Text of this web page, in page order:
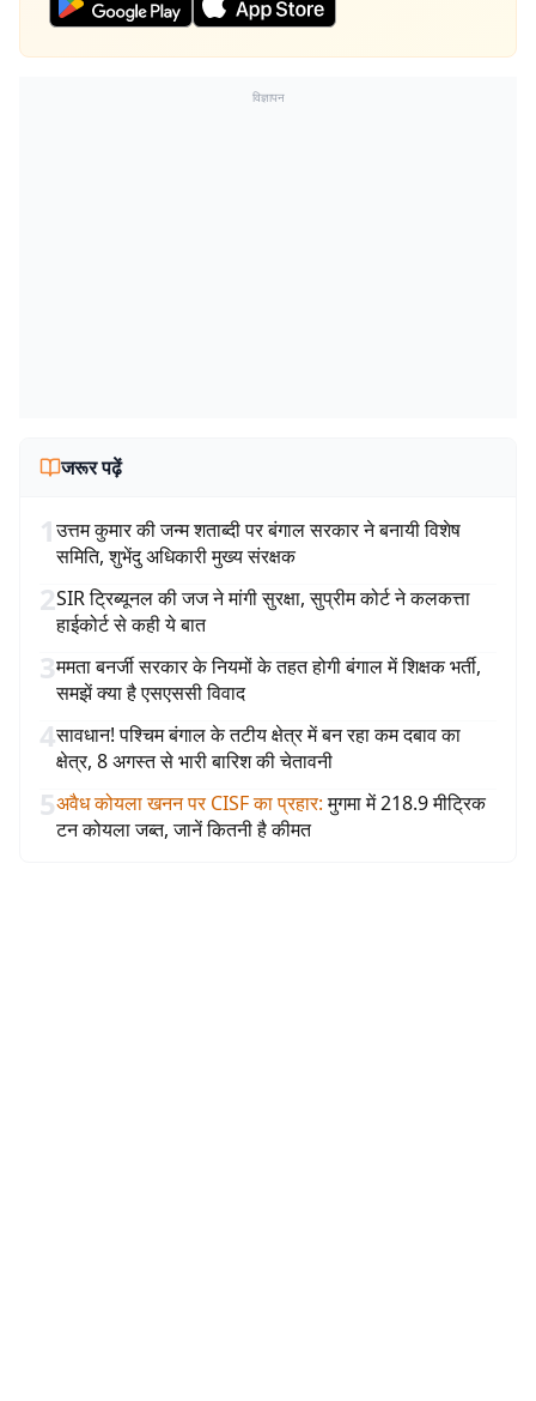
विज्ञापन
जरूर पढ़ें
1उत्तम कुमार की जन्म शताब्दी पर बंगाल सरकार ने बनायी विशेष
समिति, शुभेंदु अधिकारी मुख्य संरक्षक
2SIR ट्रिब्यूनल की जज ने मांगी सुरक्षा, सुप्रीम कोर्ट ने कलकत्ता
हाईकोर्ट से कही ये बात
3ममता बनर्जी सरकार के नियमों के तहत होगी बंगाल में शिक्षक भर्ती,
समझें क्या है एसएससी विवाद
4सावधान! पश्चिम बंगाल के तटीय क्षेत्र में बन रहा कम दबाव का
क्षेत्र, 8 अगस्त से भारी बारिश की चेतावनी
5अवैध कोयला खनन पर CISF का प्रहार: मुगमा में 218.9 मीट्रिक
टन कोयला जब्त, जानें कितनी है कीमत